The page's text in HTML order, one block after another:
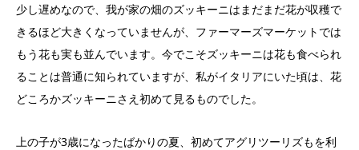
少し遅めなので、我が家の畑のズッキーニはまだまだ花が収穫で
きるほど大きくなっていませんが、ファーマーズマーケットでは
もう花も実も並んでいます。今でこそズッキーニは花も食べられ
ることは普通に知られていますが、私がイタリアにいた頃は、花
どころかズッキーニさえ初めて見るものでした。
上の子が3歳になったばかりの夏、初めてアグリツーリズもを利